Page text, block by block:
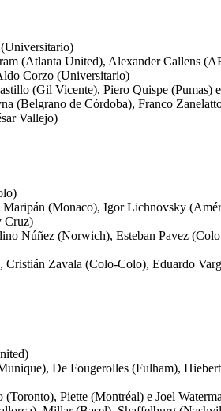
(Atlanta United), Alexander Callens
Corzo (Universitario)
(Gil Vicente), Piero Quispe (Pumas)
(Belgrano de Córdoba), Franco
Vallejo)
(Monaco), Igor Lichnovsky
Cruz)
Núñez (Norwich), Esteban Pavez
Zavala (Colo-Colo), Eduardo
De Fougerolles (Fulham),
Piette (Montréal) e Joel